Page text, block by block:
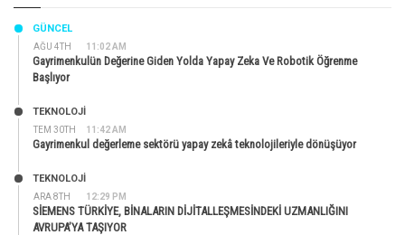
AĞU 4TH 11:02 AM
GÜNCEL
Gayrimenkulün Değerine Giden Yolda Yapay Zeka Ve Robotik Öğrenme
Başlıyor
TEM 30TH 11:42 AM
TEKNOLOJİ
Gayrimenkul değerleme sektörü yapay zekâ teknolojileriyle dönüşüyor
ARA 8TH 12:29 PM
TEKNOLOJİ
SİEMENS TÜRKİYE, BİNALARIN DİJİTALLEŞMESİNDEKİ UZMANLIĞINI
AVRUPA’YA TAŞIYOR